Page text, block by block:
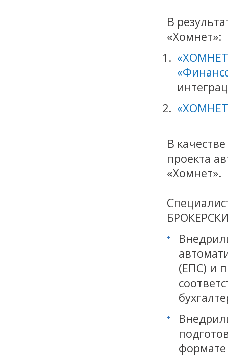
В
«Хомнет»:
В
проекта
«Хомнет».
(ЕПС) и
формате